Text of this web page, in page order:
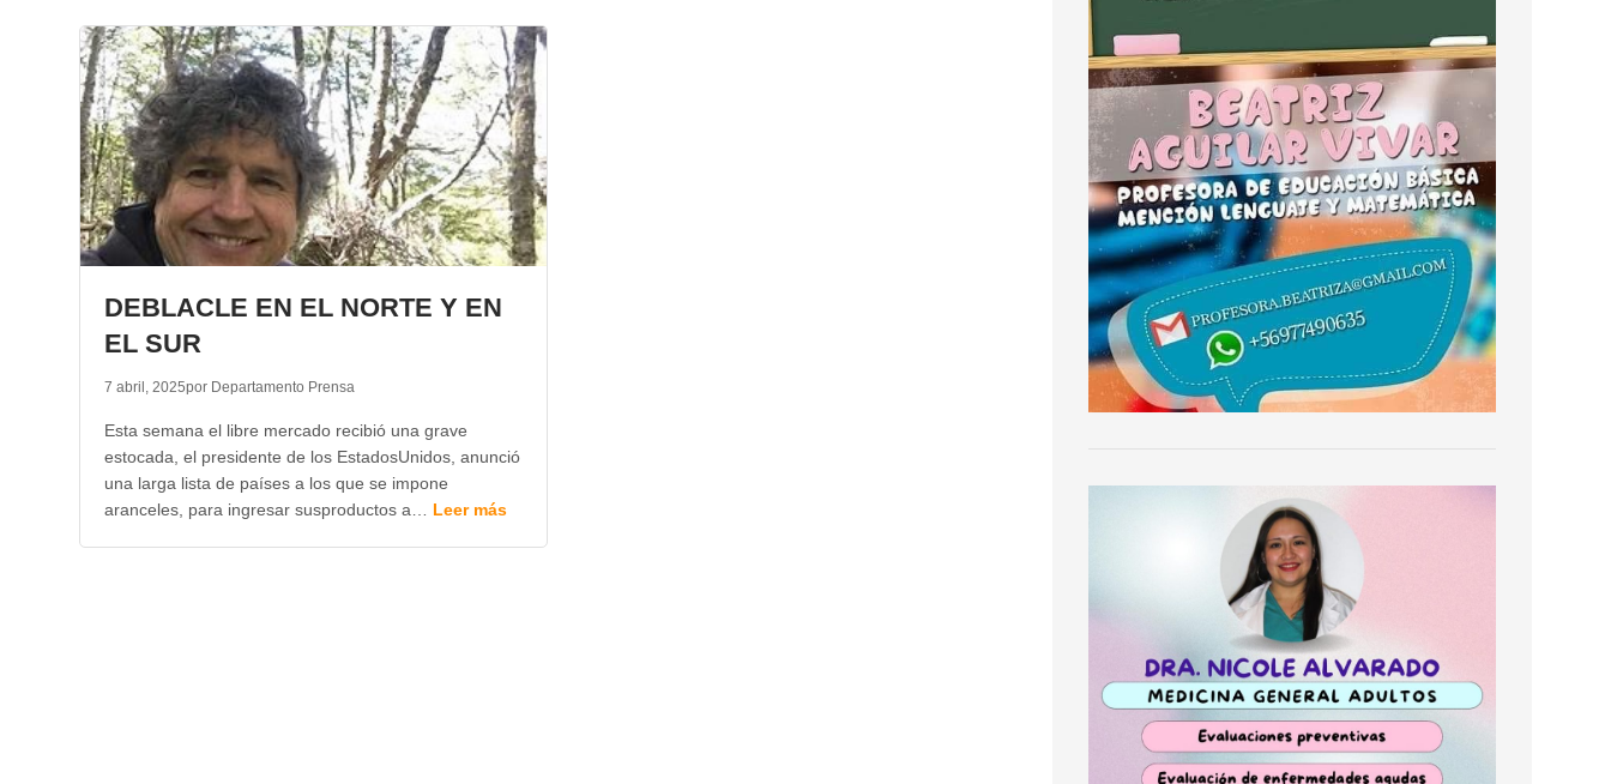
DEBLACLE EN EL NORTE Y EN
EL SUR
7 abril, 2025por Departamento Prensa
Esta semana el libre mercado recibió una grave
estocada, el presidente de los EstadosUnidos, anunció
una larga lista de países a los que se impone
aranceles, para ingresar susproductos a… Leer más